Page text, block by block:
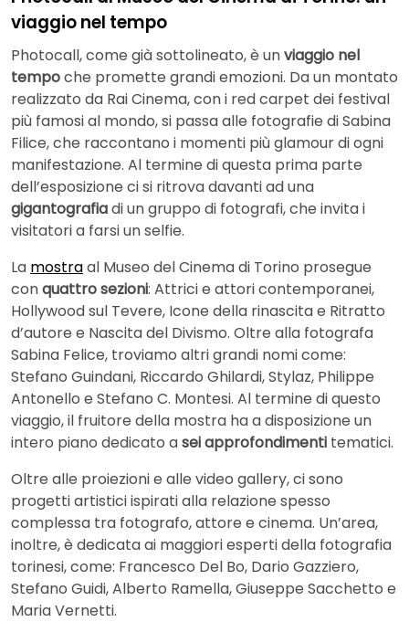
viaggio nel tempo
Photocall, come già sottolineato, è unviaggio nel
tempoche promette grandi emozioni. Da un montato
realizzato da Rai Cinema, con i red carpet dei festival
più famosi al mondo, si passa alle fotografie di Sabina
Filice, che raccontano i momenti più glamour di ogni
manifestazione. Al termine di questa prima parte
dell’esposizione ci si ritrova davanti ad una
gigantografiadi un gruppo di fotografi, che invita i
visitatori a farsi un selfie.
La mostraal Museo del Cinema di Torino prosegue
conquattro sezioni: Attrici e attori contemporanei,
Hollywood sul Tevere, Icone della rinascita e Ritratto
d’autore e Nascita del Divismo. Oltre alla fotografa
Sabina Felice, troviamo altri grandi nomi come:
Stefano Guindani, Riccardo Ghilardi, Stylaz, Philippe
Antonello e Stefano C. Montesi. Al termine di questo
viaggio, il fruitore della mostra ha a disposizione un
intero piano dedicato asei approfondimenti tematici.
Oltre alle proiezioni e alle video gallery, ci sono
progetti artistici ispirati alla relazione spesso
complessa tra fotografo, attore e cinema. Un’area,
inoltre, è dedicata ai maggiori esperti della fotografia
torinesi, come: Francesco Del Bo, Dario Gazziero,
Stefano Guidi, Alberto Ramella, Giuseppe Sacchetto e
Maria Vernetti.